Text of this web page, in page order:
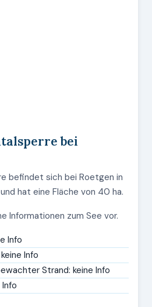
bei
befindet sich bei Roetgen in
hat eine Fläche von 40 ha.
Informationen zum See vor.
Info
Info
Strand: keine Info